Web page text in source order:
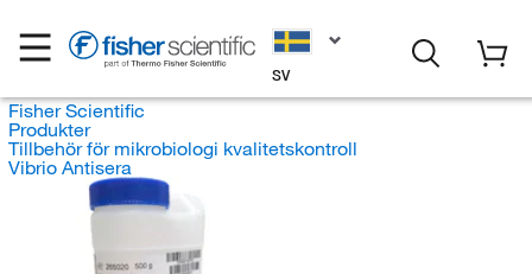
SV
Fisher Scientific
Produkter
Tillbehör för mikrobiologi kvalitetskontroll
Vibrio Antisera